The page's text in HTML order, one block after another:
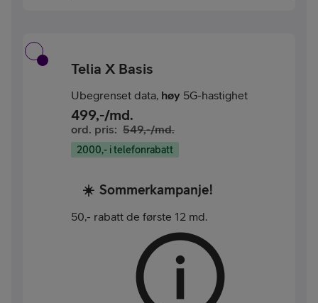
Telia X Basis
Ubegrenset data, høy 5G-hastighet
499,-/md.
ord. pris: 549,-/md.
2000,- i telefonrabatt
☀️ Sommerkampanje!
50,- rabatt de første 12 md.